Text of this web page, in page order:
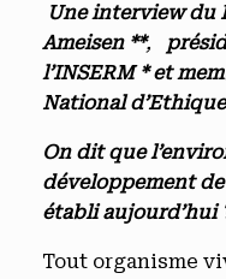
Une interview du
Ameisen **,
l’INSERM * et
National
On dit que
développement
établi aujourd’hui
Tout organisme